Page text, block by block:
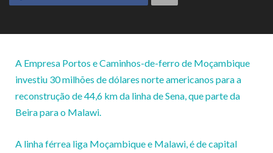
A Empresa Portos e Caminhos-de-ferro de Moçambique
investiu 30 milhões de dólares norte americanos para a
reconstrução de 44,6 km da linha de Sena, que parte da
Beira para o Malawi.
A linha férrea liga Moçambique e Malawi, é de capital